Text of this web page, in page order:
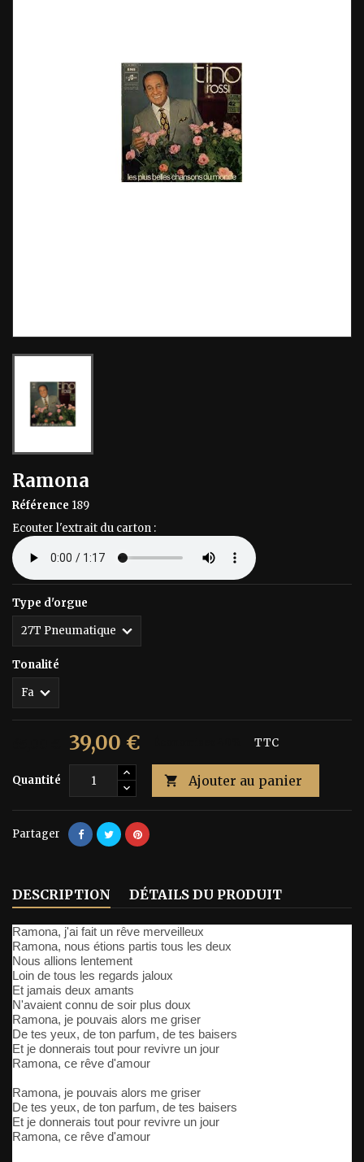
Ramona
Référence 189
Ecouter l'extrait du carton :
Type d'orgue
Tonalité
39,00 € TTC
Quantité  Ajouter au panier
Partager
DESCRIPTION DÉTAILS DU PRODUIT
Ramona, j'ai fait un rêve merveilleux
Ramona, nous étions partis tous les deux
Nous allions lentement
Loin de tous les regards jaloux
Et jamais deux amants
N'avaient connu de soir plus doux
Ramona, je pouvais alors me griser
De tes yeux, de ton parfum, de tes baisers
Et je donnerais tout pour revivre un jour
Ramona, ce rêve d'amour
Ramona, je pouvais alors me griser
De tes yeux, de ton parfum, de tes baisers
Et je donnerais tout pour revivre un jour
Ramona, ce rêve d'amour